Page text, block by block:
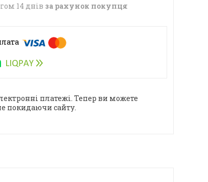
14 днів за рахунок покупця
платежі. Тепер ви можете
покидаючи сайту.